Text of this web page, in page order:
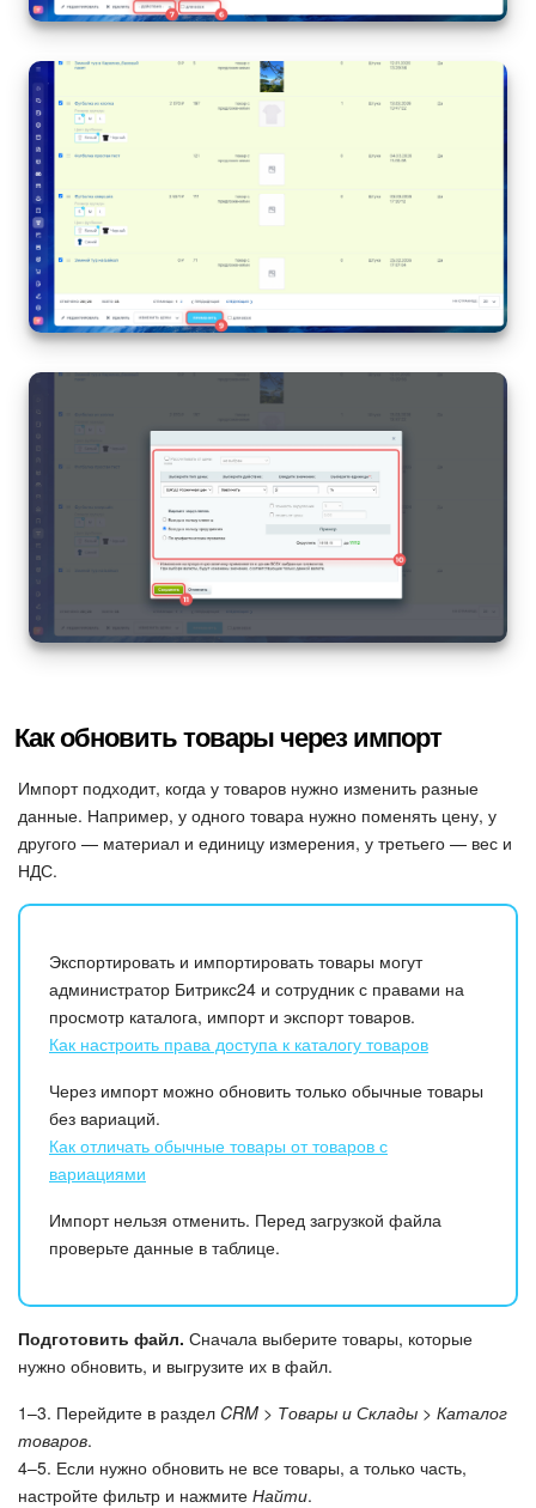
Как обновить товары через импорт
Импорт подходит, когда у товаров нужно изменить разные
данные. Например, у одного товара нужно поменять цену, у
другого — материал и единицу измерения, у третьего — вес и
НДС.
Экспортировать и импортировать товары могут
администратор Битрикс24 и сотрудник с правами на
просмотр каталога, импорт и экспорт товаров.
Как настроить права доступа к каталогу товаров
Через импорт можно обновить только обычные товары
без вариаций.
Как отличать обычные товары от товаров с
вариациями
Импорт нельзя отменить. Перед загрузкой файла
проверьте данные в таблице.
Подготовить файл. Сначала выберите товары, которые
нужно обновить, и выгрузите их в файл.
1–3. Перейдите в раздел CRM > Товары и Склады > Каталог
товаров.
4–5. Если нужно обновить не все товары, а только часть,
настройте фильтр и нажмите Найти.